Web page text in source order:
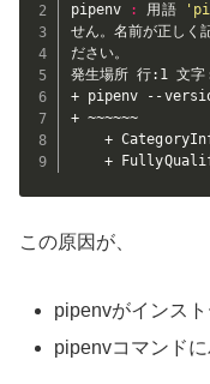
pipenv
: 用語
せん。名前が正しく
ださい。
発生場所 行:1 文
+ pipenv --
+ ~~~~~~
+
+
この原因が、
pipenvがインス
pipenvコマンド